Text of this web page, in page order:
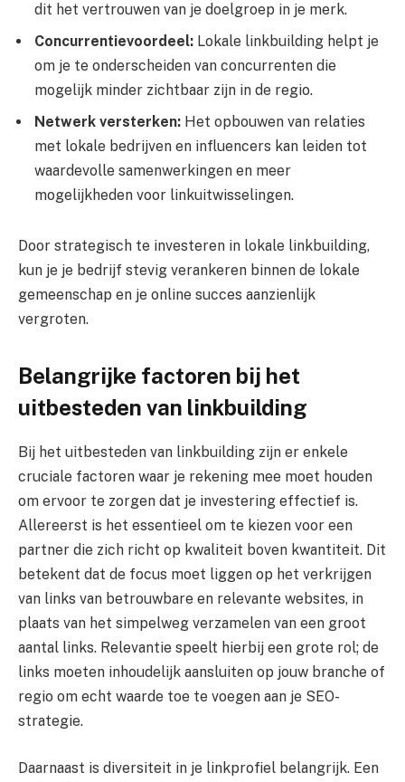
dit het vertrouwen van je doelgroep in je merk.
Concurrentievoordeel: Lokale linkbuilding helpt je
om je te onderscheiden van concurrenten die
mogelijk minder zichtbaar zijn in de regio.
Netwerk versterken: Het opbouwen van relaties
met lokale bedrijven en influencers kan leiden tot
waardevolle samenwerkingen en meer
mogelijkheden voor linkuitwisselingen.
Door strategisch te investeren in lokale linkbuilding,
kun je je bedrijf stevig verankeren binnen de lokale
gemeenschap en je online succes aanzienlijk
vergroten.
Belangrijke factoren bij het
uitbesteden van linkbuilding
Bij het uitbesteden van linkbuilding zijn er enkele
cruciale factoren waar je rekening mee moet houden
om ervoor te zorgen dat je investering effectief is.
Allereerst is het essentieel om te kiezen voor een
partner die zich richt op kwaliteit boven kwantiteit. Dit
betekent dat de focus moet liggen op het verkrijgen
van links van betrouwbare en relevante websites, in
plaats van het simpelweg verzamelen van een groot
aantal links. Relevantie speelt hierbij een grote rol; de
links moeten inhoudelijk aansluiten op jouw branche of
regio om echt waarde toe te voegen aan je SEO-
strategie.
Daarnaast is diversiteit in je linkprofiel belangrijk. Een